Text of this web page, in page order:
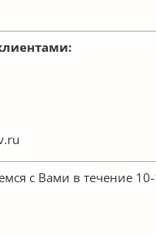
с Вами в течение